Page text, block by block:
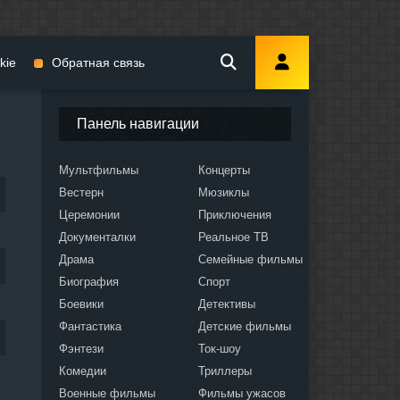
Панель навигации
Мультфильмы
Вестерн
Церемонии
Документалки
Драма
Биография
Боевики
Фантастика
Фэнтези
Комедии
Военные фильмы
Концерты
Мюзиклы
Приключения
Реальное ТВ
Семейные фильмы
Спорт
Детективы
Детские фильмы
Ток-шоу
Триллеры
Фильмы ужасов
Обратная связь